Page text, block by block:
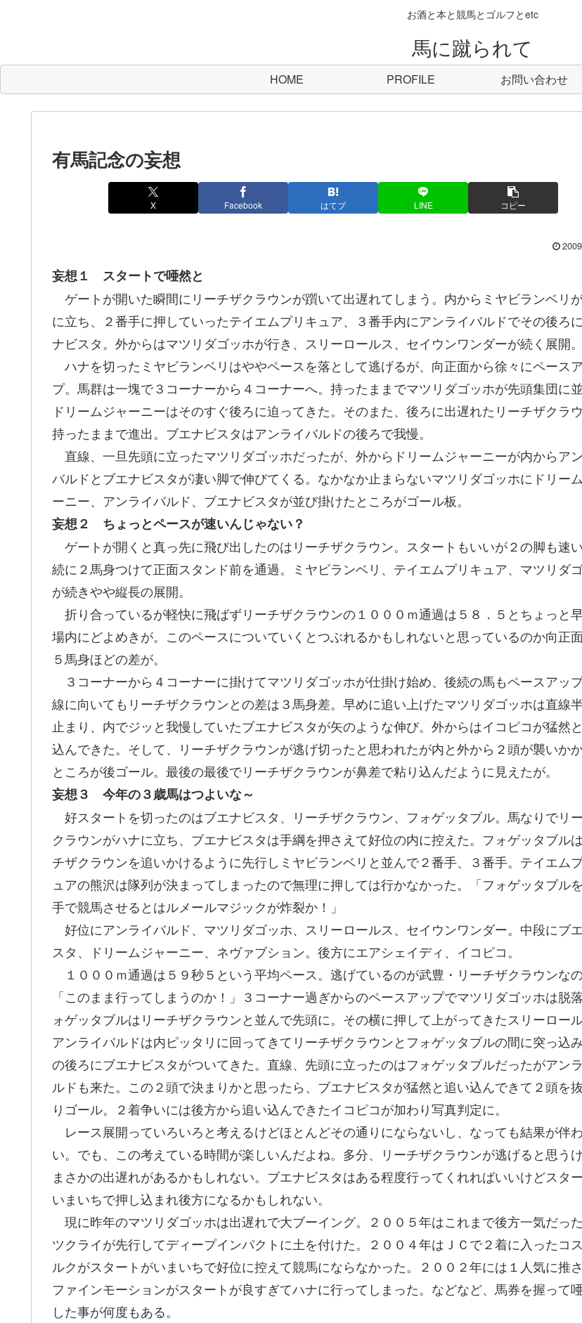
お酒と本と競馬とゴルフとetc
馬に蹴られて
HOME PROFILE お問い合わせ
有馬記念の妄想
X Facebook はてブ LINE コピー
妄想１ スタートで唖然と
ゲートが開いた瞬間にリーチザクラウンが躓いて出遅れてしまう。内からミヤビランベリ
に立ち、２番手に押していったテイエムプリキュア、３番手内にアンライバルドでその後ろ
ナビスタ。外からはマツリダゴッホが行き、スリーロールス、セイウンワンダーが続く展開。
ハナを切ったミヤビランベリはややペースを落として逃げるが、向正面から徐々にペース
プ。馬群は一塊で３コーナーから４コーナーへ。持ったままでマツリダゴッホが先頭集団に並
ドリームジャーニーはそのすぐ後ろに迫ってきた。そのまた、後ろに出遅れたリーチザクラ
持ったままで進出。ブエナビスタはアンライバルドの後ろで我慢。
直線、一旦先頭に立ったマツリダゴッホだったが、外からドリームジャーニーが内からア
バルドとブエナビスタが凄い脚で伸びてくる。なかなか止まらないマツリダゴッホにドリー
ーニー、アンライバルド、ブエナビスタが並び掛けたところがゴール板。
妄想２ ちょっとペースが速いんじゃない？
ゲートが開くと真っ先に飛び出したのはリーチザクラウン。スタートもいいが２の脚も速
続に２馬身つけて正面スタンド前を通過。ミヤビランベリ、テイエムプリキュア、マツリダ
が続きやや縦長の展開。
折り合っているが軽快に飛ばずリーチザクラウンの１０００ｍ通過は５８．５とちょっと
場内にどよめきが。このペースについていくとつぶれるかもしれないと思っているのか向正
５馬身ほどの差が。
３コーナーから４コーナーに掛けてマツリダゴッホが仕掛け始め、後続の馬もペースアッ
線に向いてもリーチザクラウンとの差は３馬身差。早めに追い上げたマツリダゴッホは直線
止まり、内でジッと我慢していたブエナビスタが矢のような伸び。外からはイコピコが猛然
込んできた。そして、リーチザクラウンが逃げ切ったと思われたが内と外から２頭が襲いか
ところが後ゴール。最後の最後でリーチザクラウンが鼻差で粘り込んだように見えたが。
妄想３ 今年の３歳馬はつよいな～
好スタートを切ったのはブエナビスタ、リーチザクラウン、フォゲッタブル。馬なりでリ
クラウンがハナに立ち、ブエナビスタは手綱を押さえて好位の内に控えた。フォゲッタブル
チザクラウンを追いかけるように先行しミヤビランベリと並んで２番手、３番手。テイエム
ュアの熊沢は隊列が決まってしまったので無理に押しては行かなかった。「フォゲッタブル
手で競馬させるとはルメールマジックが炸裂か！」
好位にアンライバルド、マツリダゴッホ、スリーロールス、セイウンワンダー。中段にブ
スタ、ドリームジャーニー、ネヴァブション。後方にエアシェイディ、イコピコ。
１０００ｍ通過は５９秒５という平均ペース。逃げているのが武豊・リーチザクラウンな
「このまま行ってしまうのか！」３コーナー過ぎからのペースアップでマツリダゴッホは脱
ォゲッタブルはリーチザクラウンと並んで先頭に。その横に押して上がってきたスリーロール
アンライバルドは内ピッタリに回ってきてリーチザクラウンとフォゲッタブルの間に突っ込
の後ろにブエナビスタがついてきた。直線、先頭に立ったのはフォゲッタブルだったがアン
ルドも来た。この２頭で決まりかと思ったら、ブエナビスタが猛然と追い込んできて２頭を
りゴール。２着争いには後方から追い込んできたイコピコが加わり写真判定に。
レース展開っていろいろと考えるけどほとんどその通りにならないし、なっても結果が伴
い。でも、この考えている時間が楽しいんだよね。多分、リーチザクラウンが逃げると思うけ
まさかの出遅れがあるかもしれない。ブエナビスタはある程度行ってくれればいいけどスタ
いまいちで押し込まれ後方になるかもしれない。
現に昨年のマツリダゴッホは出遅れで大ブーイング。２００５年はこれまで後方一気だっ
ツクライが先行してディープインパクトに土を付けた。２００４年はＪＣで２着に入ったコ
ルクがスタートがいまいちで好位に控えて競馬にならなかった。２００２年には１人気に推
ファインモーションがスタートが良すぎてハナに行ってしまった。などなど、馬券を握って
した事が何度もある。